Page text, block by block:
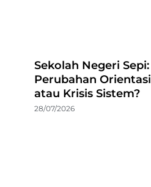
Sekolah Negeri Sepi:
Perubahan Orientasi
atau Krisis Sistem?
28/07/2026